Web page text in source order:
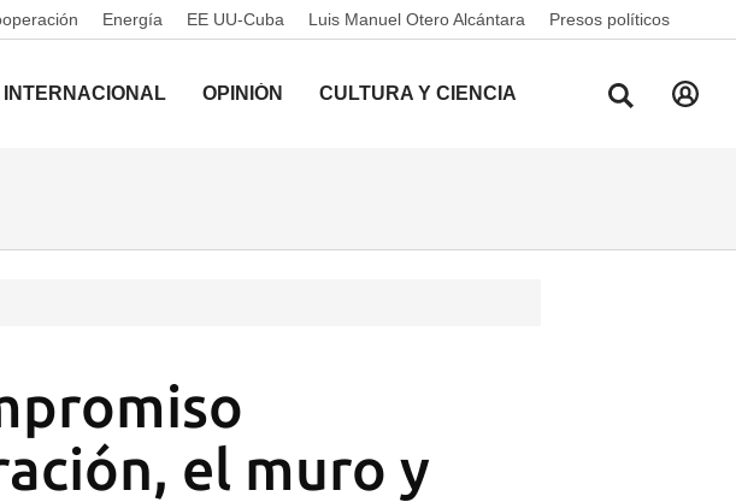
Energía EE UU-Cuba Luis Manuel Otero Alcántara Presos políticos
INTERNACIONAL OPINIÓN CULTURA Y CIENCIA
el muro y